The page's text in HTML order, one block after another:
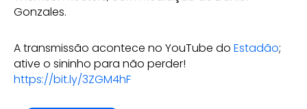
Gonzales.
A transmissão acontece no YouTube do Estadão;
ative o sininho para não perder!
https://bit.ly/3ZGM4hF